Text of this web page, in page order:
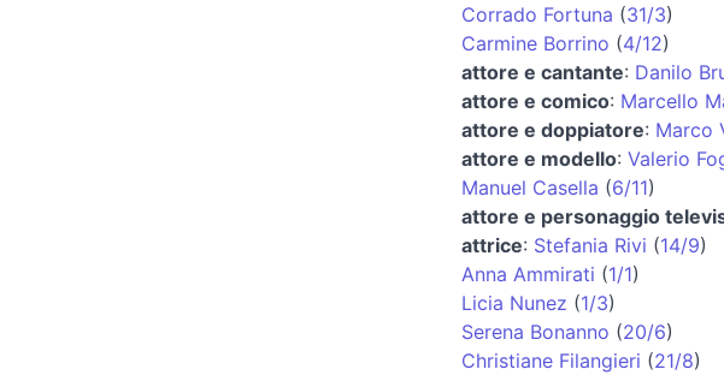
Corrado Fortuna (31/3)
Carmine Borrino (4/12)
attore e cantante: Danilo
attore e comico: Marcello
attore e doppiatore: Marco
attore e modello: Valerio
Manuel Casella (6/11)
attore e personaggio
attrice: Stefania Rivi (14/9)
Anna Ammirati (1/1)
Licia Nunez (1/3)
Serena Bonanno (20/6)
Christiane Filangieri (21/8)